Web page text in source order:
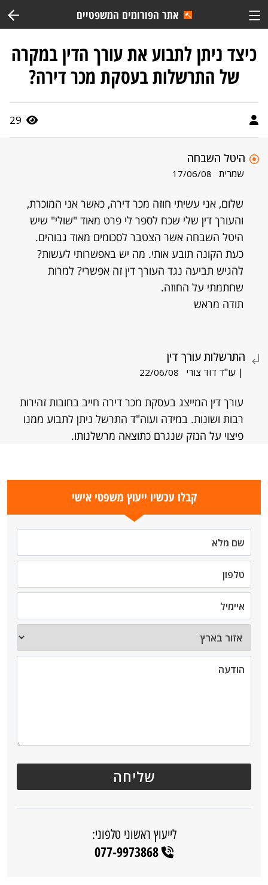
אתר הפורומים המשפטיים
כיצד ניתן לתבוע את עורך הדין במקרה
של התרשלות בעסקת מכר דירה?
29
היטל השבחה
שמרית 17/06/08
שלום, אני עשיתי חוזה מכר דירה, כאשר אני המוכרת,
והעורך דין שלי שכח לספר לי פרט מאוד "שולי" שיש
היטל השבחה אשר הצטבר לסכומים מאוד גבוהים.
כעת הקונה תובע אותי. מה יש באפשרותי לעשות?
להגיש תביעה נגד העורך דין זה אפשרי? למרות
שחתמתי על החוזה.
תודה מראש
התרשלות עורך דין
| עו"ד דוד צורי 22/06/08
עורך דין המייצג בעסקת מכר דירה חייב בחובות זהירות
רבות ושונות. במידה ועוה"ד התרשל ניתן לתבוע ממנו
פיצוי על הנזק שנגרם כתוצאה מרשלנותו.
קבלו עכשיו ייעוץ משפטי אישי
לייעוץ ראשוני טלפוני:
077-9973868